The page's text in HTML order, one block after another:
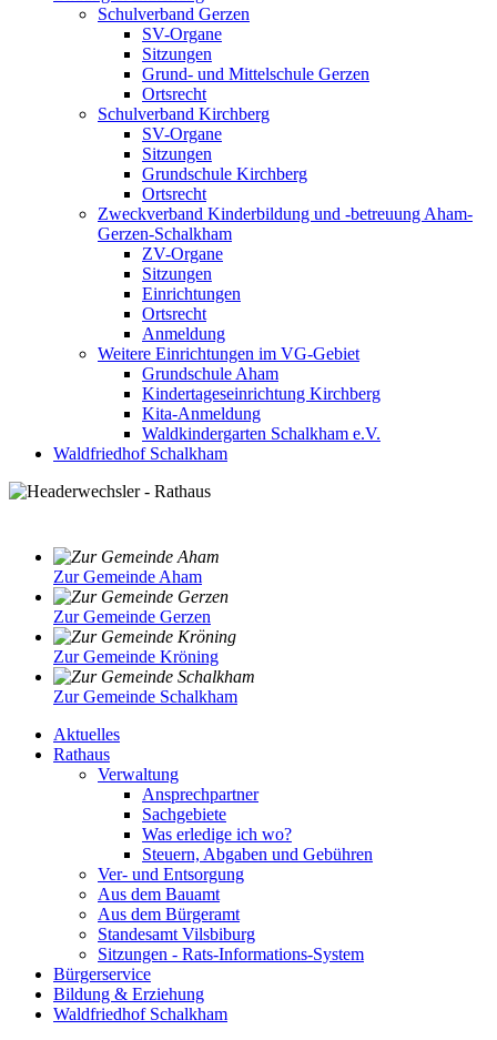
Schulverband Gerzen
SV-Organe
Sitzungen
Grund- und Mittelschule Gerzen
Ortsrecht
Schulverband Kirchberg
SV-Organe
Sitzungen
Grundschule Kirchberg
Ortsrecht
Zweckverband Kinderbildung und -betreuung Aham-
Gerzen-Schalkham
ZV-Organe
Sitzungen
Einrichtungen
Ortsrecht
Anmeldung
Weitere Einrichtungen im VG-Gebiet
Grundschule Aham
Kindertageseinrichtung Kirchberg
Kita-Anmeldung
Waldkindergarten Schalkham e.V.
Waldfriedhof Schalkham
Zur Gemeinde Aham
Zur Gemeinde Gerzen
Zur Gemeinde Kröning
Zur Gemeinde Schalkham
Aktuelles
Rathaus
Verwaltung
Ansprechpartner
Sachgebiete
Was erledige ich wo?
Steuern, Abgaben und Gebühren
Ver- und Entsorgung
Aus dem Bauamt
Aus dem Bürgeramt
Standesamt Vilsbiburg
Sitzungen - Rats-Informations-System
Bürgerservice
Bildung & Erziehung
Waldfriedhof Schalkham